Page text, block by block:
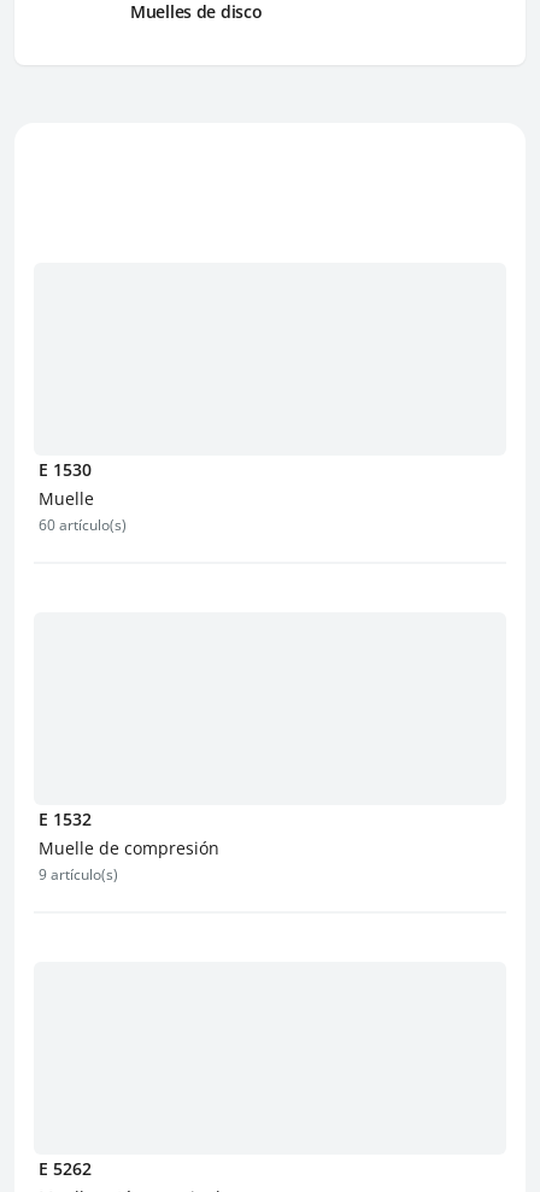
Muelles de disco
E 1530
Muelle
60 artículo(s)
E 1532
Muelle de compresión
9 artículo(s)
E 5262